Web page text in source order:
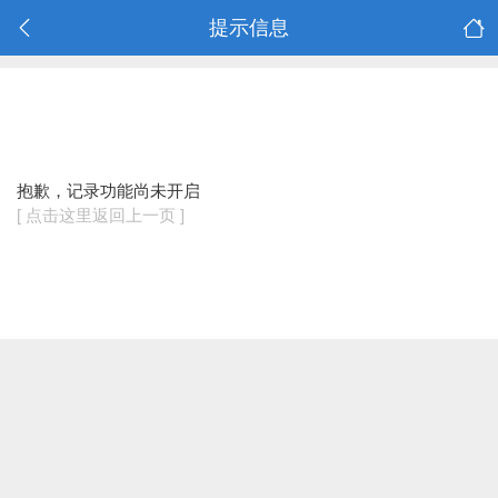
提示信息
抱歉，记录功能尚未开启
[ 点击这里返回上一页 ]